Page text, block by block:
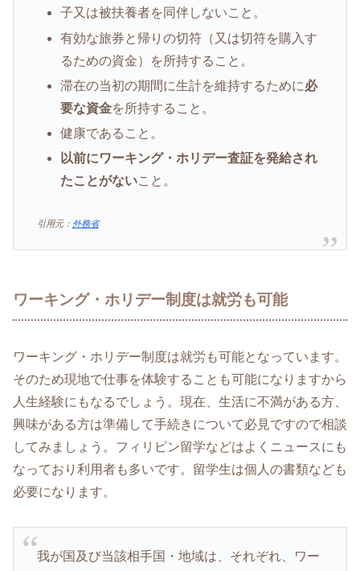
子又は被扶養者を同伴しないこと。
有効な旅券と帰りの切符（又は切符を購入す
るための資金）を所持すること。
滞在の当初の期間に生計を維持するために必
要な資金を所持すること。
健康であること。
以前にワーキング・ホリデー査証を発給され
たことがないこと。
引用元： 外務省
ワーキング・ホリデー制度は就労も可能
ワーキング・ホリデー制度は就労も可能となっています。
そのため現地で仕事を体験することも可能になりますから
人生経験にもなるでしょう。現在、生活に不満がある方、
興味がある方は準備して手続きについて必見ですので相談
してみましょう。フィリピン留学などはよくニュースにも
なっており利用者も多いです。留学生は個人の書類なども
必要になります。
我が国及び当該相手国・地域は、それぞれ、ワー